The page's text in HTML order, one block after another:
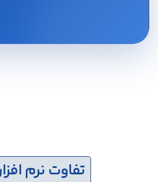
تفاوت نرم